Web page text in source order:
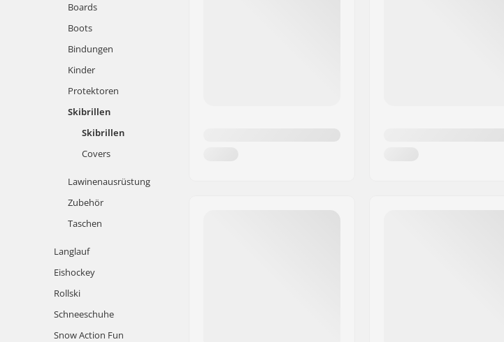
Boards
Boots
Bindungen
Kinder
Protektoren
Skibrillen
Skibrillen
Covers
Lawinenausrüstung
Zubehör
Taschen
Langlauf
Eishockey
Rollski
Schneeschuhe
Snow Action Fun